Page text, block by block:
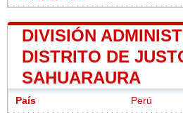
DIVISIÓN
DISTRITO DE
SAHUARAURA
País Perú